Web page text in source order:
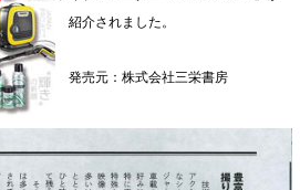
紹介されました。
発売元：株式会社三栄書房